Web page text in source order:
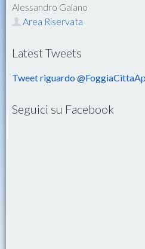
Alessandro Galano
Area Riservata
Latest Tweets
Tweet riguardo
Seguici su Facebook